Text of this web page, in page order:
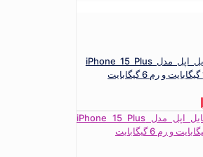
گوشی موبایل اپل مدل iPhone 15 Plus